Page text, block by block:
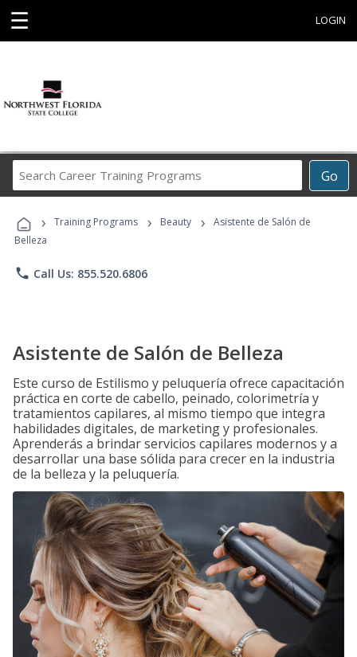
☰ LOGIN
Go
Career
Programs
› Training Programs › Beauty ›
Asistente de Salón de
Belleza
phone Call Us: 855.520.6806
Asistente de Salón de Belleza
Este curso de Estilismo y peluquería ofrece capacitación
práctica en corte de cabello, peinado, colorimetría y
tratamientos capilares, al mismo tiempo que integra
habilidades digitales, de marketing y profesionales.
Aprenderás a brindar servicios capilares modernos y a
desarrollar una base sólida para crecer en la industria
de la belleza y la peluquería.